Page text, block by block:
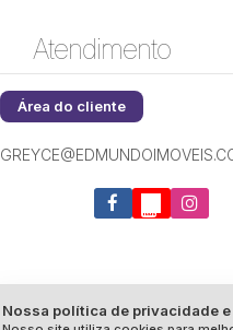
Nossa política de privacidade
Atendimento
Área do cliente